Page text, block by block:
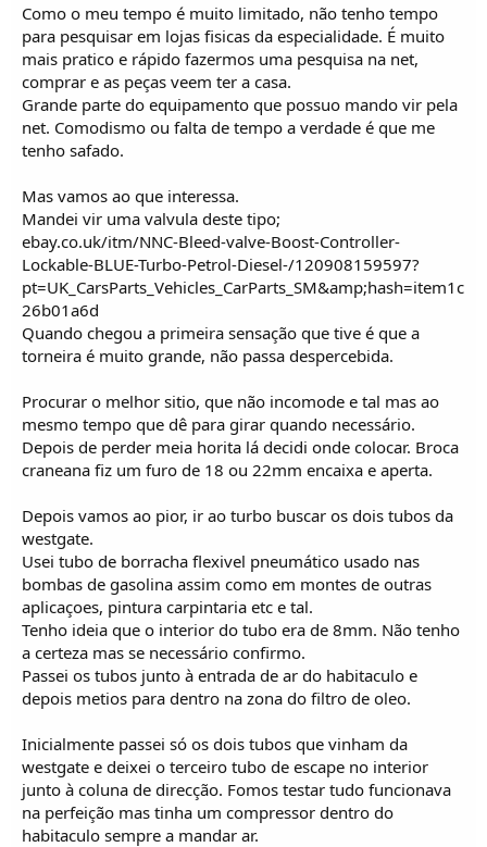
Como o meu tempo é muito limitado, não tenho tempo
para pesquisar em lojas fisicas da especialidade. É muito
mais pratico e rápido fazermos uma pesquisa na net,
comprar e as peças veem ter a casa.
Grande parte do equipamento que possuo mando vir pela
net. Comodismo ou falta de tempo a verdade é que me
tenho safado.
Mas vamos ao que interessa.
Mandei vir uma valvula deste tipo;
ebay.co.uk/itm/NNC-Bleed-valve-Boost-Controller-
Lockable-BLUE-Turbo-Petrol-Diesel-/120908159597?
pt=UK_CarsParts_Vehicles_CarParts_SM&amp;hash=item1c
26b01a6d
Quando chegou a primeira sensação que tive é que a
torneira é muito grande, não passa despercebida.
Procurar o melhor sitio, que não incomode e tal mas ao
mesmo tempo que dê para girar quando necessário.
Depois de perder meia horita lá decidi onde colocar. Broca
craneana fiz um furo de 18 ou 22mm encaixa e aperta.
Depois vamos ao pior, ir ao turbo buscar os dois tubos da
westgate.
Usei tubo de borracha flexivel pneumático usado nas
bombas de gasolina assim como em montes de outras
aplicaçoes, pintura carpintaria etc e tal.
Tenho ideia que o interior do tubo era de 8mm. Não tenho
a certeza mas se necessário confirmo.
Passei os tubos junto à entrada de ar do habitaculo e
depois metios para dentro na zona do filtro de oleo.
Inicialmente passei só os dois tubos que vinham da
westgate e deixei o terceiro tubo de escape no interior
junto à coluna de direcção. Fomos testar tudo funcionava
na perfeição mas tinha um compressor dentro do
habitaculo sempre a mandar ar.